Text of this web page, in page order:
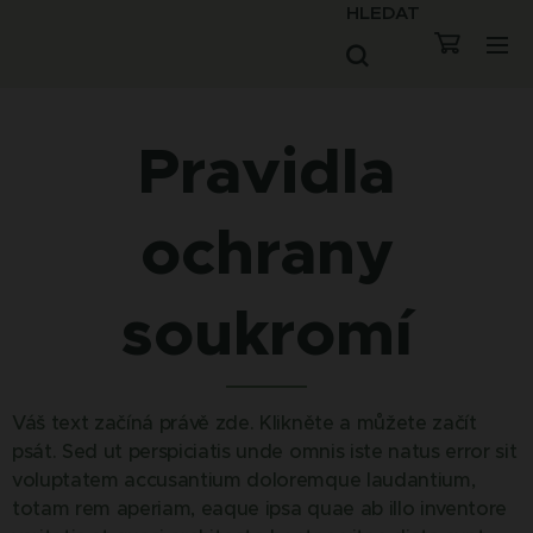
HLEDAT
Pravidla
ochrany
soukromí
Váš text začíná právě zde. Klikněte a můžete začít
psát. Sed ut perspiciatis unde omnis iste natus error sit
voluptatem accusantium doloremque laudantium,
totam rem aperiam, eaque ipsa quae ab illo inventore